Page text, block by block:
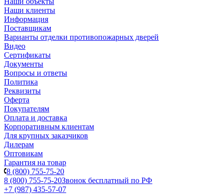
Наши клиенты
Информация
Поставщикам
Варианты отделки противопожарных дверей
Видео
Сертификаты
Документы
Вопросы и ответы
Политика
Реквизиты
Оферта
Покупателям
Оплата и доставка
Корпоративным клиентам
Для крупных заказчиков
Дилерам
Оптовикам
Гарантия на товар
8 (800) 755-75-20
8 (800) 755-75-20Звонок бесплатный по РФ
+7 (987) 435-57-07